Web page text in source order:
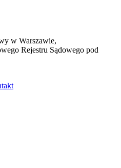
w Warszawie,
Rejestru Sądowego pod